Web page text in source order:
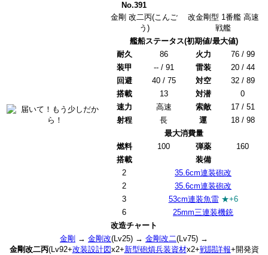
No.391
金剛 改二丙(こんご
う)
改金剛型 1番艦 高速
戦艦
艦船ステータス(初期値/最大値)
耐久
86 火力
76 / 99
装甲
-- / 91 雷装
20 / 44
回避
40 / 75 対空
32 / 89
搭載
13 対潜
0
速力
高速 索敵
17 / 51
射程
長 運
18 / 98
最大消費量
燃料
100 弾薬
160
搭載
装備
2
35.6cm連装砲改
2
35.6cm連装砲改
3
53cm連装魚雷 ★+6
6
25mm三連装機銃
改造チャート
金剛 → 金剛改(Lv25) → 金剛改二(Lv75) →
金剛改二丙(Lv92+改装設計図x2+新型砲熕兵装資材x2+戦闘詳報+開発資